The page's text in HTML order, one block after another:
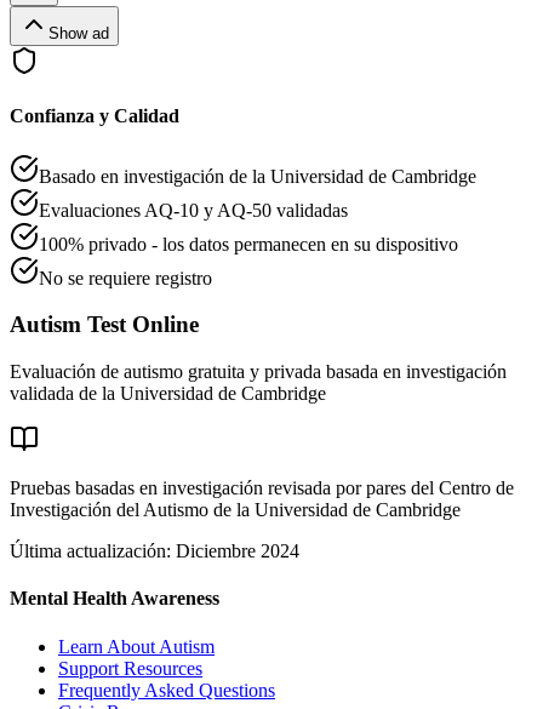
Show ad
Confianza y Calidad
Basado en investigación de la Universidad de Cambridge
Evaluaciones AQ-10 y AQ-50 validadas
100% privado - los datos permanecen en su dispositivo
No se requiere registro
Autism Test Online
Evaluación de autismo gratuita y privada basada en investigación
validada de la Universidad de Cambridge
Pruebas basadas en investigación revisada por pares del Centro de
Investigación del Autismo de la Universidad de Cambridge
Última actualización: Diciembre 2024
Mental Health Awareness
Learn About Autism
Support Resources
Frequently Asked Questions